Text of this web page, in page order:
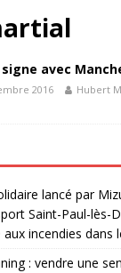
signe avec
2016 Hubert
lancé par
Saint-Paul-lès-
incendies dans
: vendre une